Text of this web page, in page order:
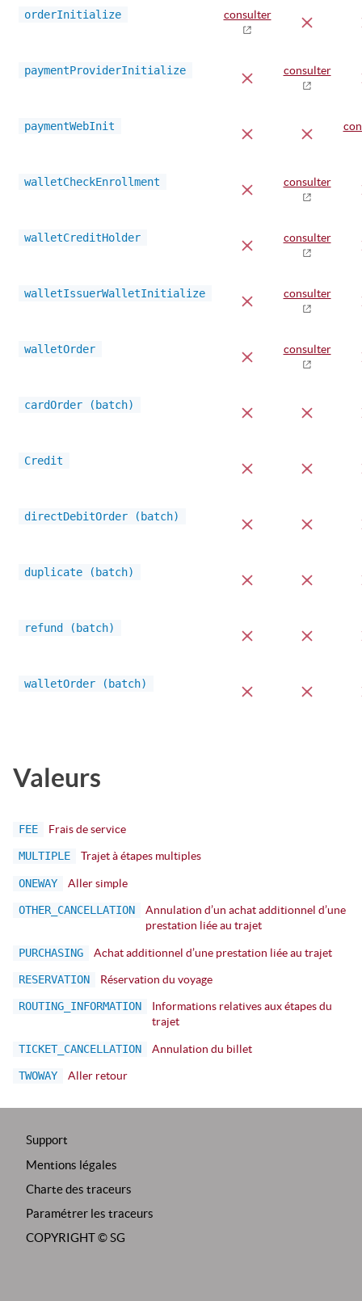
orderInitialize consulter
paymentProviderInitialize consulter
paymentWebInit
walletCheckEnrollment consulter
walletCreditHolder consulter
walletIssuerWalletInitialize consulter
walletOrder consulter
cardOrder (batch)
Credit
directDebitOrder (batch)
duplicate (batch)
refund (batch)
walletOrder (batch)
Valeurs
FEE Frais de service
MULTIPLE Trajet à étapes multiples
ONEWAY Aller simple
OTHER_CANCELLATION
Annulation d’un achat additionnel d’une
prestation liée au trajet
PURCHASING Achat additionnel d’une prestation liée au trajet
RESERVATION Réservation du voyage
ROUTING_INFORMATION
Informations relatives aux étapes du
trajet
TICKET_CANCELLATION Annulation du billet
TWOWAY Aller retour
Support
Mentions légales
Charte des traceurs
Paramétrer les traceurs
COPYRIGHT ©SG